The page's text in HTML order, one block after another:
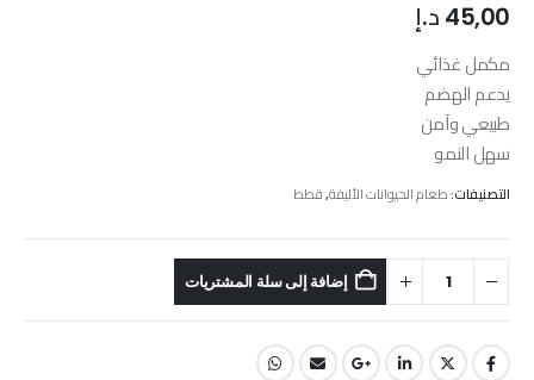
45,00 د.إ
مكمل غذائي
يدعم الهضم
طبيعي وآمن
سهل النمو
التصنيفات:طعام الحيوانات الأليفة,قطط
إضافة إلى سلة المشتريات